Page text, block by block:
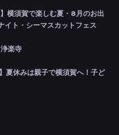
横須賀で楽しむ夏・8月のお出
イト・シーマスカットフェス
楽寺
夏休みは親子で横須賀へ！子ど